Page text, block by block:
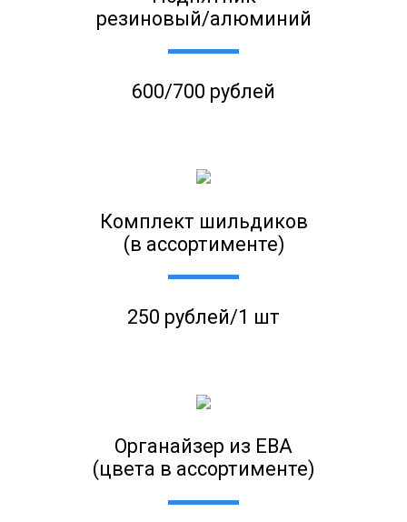
резиновый/алюминий
600/700 рублей
Комплект шильдиков
(в ассортименте)
250 рублей/1 шт
Органайзер из ЕВА
(цвета в ассортименте)